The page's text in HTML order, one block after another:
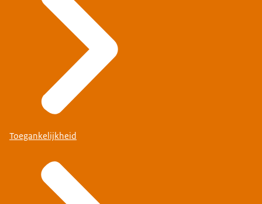
Toegankelijkheid